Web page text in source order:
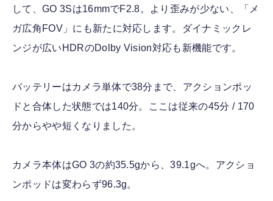
して、GO 3Sは16mmでF2.8。より歪みが少ない、「メ
ガ広角FOV」にも新たに対応します。ダイナミックレ
ンジが広いHDRのDolby Vision対応も新機能です。
バッテリーはカメラ単体で38分まで、アクションポッ
ドと合体した状態では140分。ここは従来の45分 / 170
分からやや短くなりました。
カメラ本体はGO 3の約35.5gから、39.1gへ。アクショ
ンポッドは変わらず96.3g。